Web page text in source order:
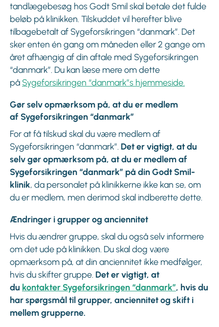
tandlægebesøg hos Godt Smil skal betale det fulde
beløb på klinikken. Tilskuddet vil herefter blive
tilbagebetalt af Sygeforsikringen “danmark”. Det
sker enten én gang om måneden eller 2 gange om
året afhængig af din aftale med Sygeforsikringen
“danmark”. Du kan læse mere om dette
på Sygeforsikringen “danmark”s hjemmeside.
Gør selv opmærksom på, at du er medlem
af Sygeforsikringen “danmark”
For at få tilskud skal du være medlem af
Sygeforsikringen “danmark”. Det er vigtigt, at du
selv gør opmærksom på, at du er medlem af
Sygeforsikringen “danmark” på din Godt Smil-
klinik, da personalet på klinikkerne ikke kan se, om
du er medlem, men derimod skal indberette dette.
Ændringer i grupper og anciennitet
Hvis du ændrer gruppe, skal du også selv informere
om det ude på klinikken. Du skal dog være
opmærksom på, at din anciennitet ikke medfølger,
hvis du skifter gruppe. Det er vigtigt, at
du kontakter Sygeforsikringen “danmark”, hvis du
har spørgsmål til grupper, anciennitet og skift i
mellem grupperne.